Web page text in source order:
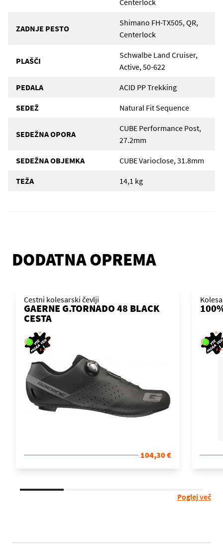
Centerlock
ZADNJE PESTO
Shimano FH-TX505, QR,
Centerlock
PLAŠČI
Schwalbe Land Cruiser,
Active, 50-622
PEDALA ACID PP Trekking
SEDEŽ Natural Fit Sequence
SEDEŽNA OPORA
CUBE Performance Post,
27.2mm
SEDEŽNA OBJEMKA CUBE Varioclose, 31.8mm
TEŽA 14,1 kg
DODATNA OPREMA
Cestni kolesarski čevlji
GAERNE G.TORNADO 48 BLACK
CESTA
104,30 €
Poglej več